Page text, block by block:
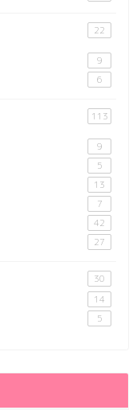
22
9
6
113
9
5
13
7
42
27
30
14
5